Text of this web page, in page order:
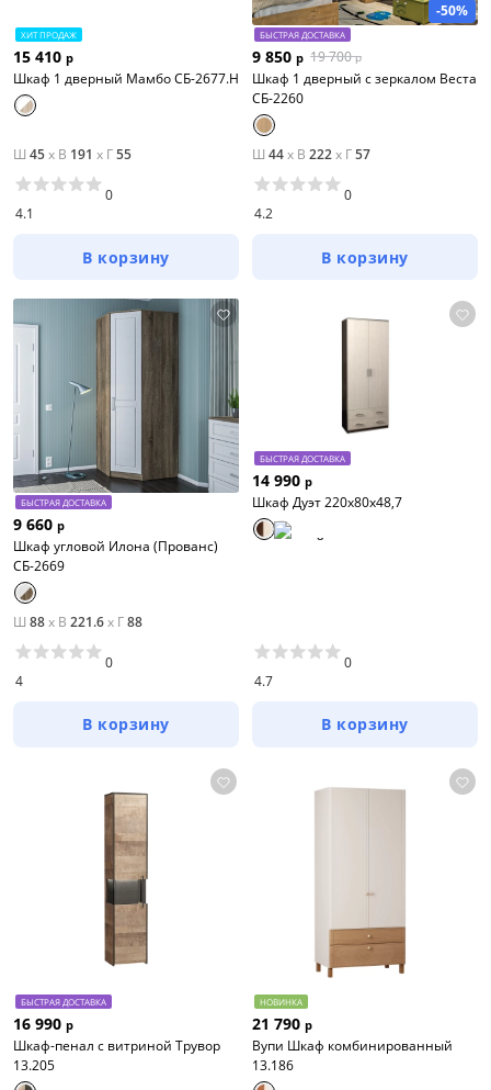
ХИТ ПРОДАЖ
15 410 р
Шкаф 1 дверный Мамбо СБ-2677.Н
Ш 45x В 191 x Г55
4.1
0
В корзину
-50%
БЫСТРАЯ ДОСТАВКА
9 850 р 19 700 р
Шкаф 1 дверный с зеркалом Веста
СБ-2260
Ш 44x В 222x Г57
4.2
0
В корзину
БЫСТРАЯ ДОСТАВКА
9 660 р
Шкаф угловой Илона (Прованс)
СБ-2669
Ш 88x В 221.6x Г88
4
0
В корзину
БЫСТРАЯ ДОСТАВКА
14 990 р
Шкаф Дуэт 220х80х48,7
4.7
0
В корзину
БЫСТРАЯ ДОСТАВКА
16 990 р
Шкаф-пенал с витриной Трувор
13.205
НОВИНКА
21 790 р
Вупи Шкаф комбинированный
13.186